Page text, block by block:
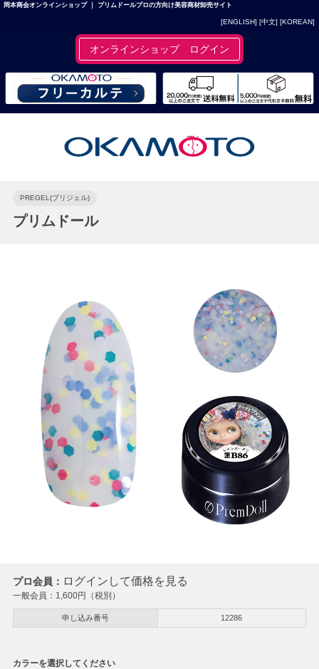
岡本商会オンラインショップ ｜ プリムドールプロの方向け美容商材卸売サイト
[ENGLISH] [中文] [KOREAN]
オンラインショップ ログイン
PREGEL(プリジェル)
プリムドール
プロ会員： ログインして価格を見る
一般会員： 1,600円（税別）
申し込み番号 12286
カラーを選択してください